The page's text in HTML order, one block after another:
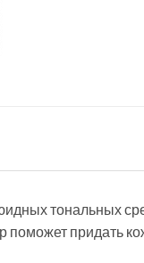
тональных
придать